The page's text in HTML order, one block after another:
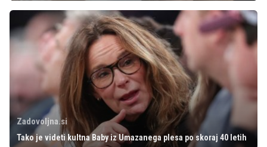
Zadovoljna.si
Tako je videti kultna Baby iz Umazanega plesa po skoraj 40 letih